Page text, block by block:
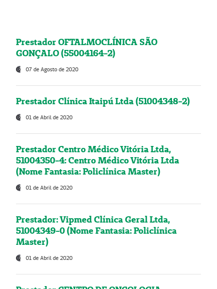
Prestador OFTALMOCLÍNICA SÃO
GONÇALO (55004164-2)
07 de Agosto de 2020
Prestador Clínica Itaipú Ltda (51004348-2)
01 de Abril de 2020
Prestador Centro Médico Vitória Ltda,
51004350-4: Centro Médico Vitória Ltda
(Nome Fantasia: Policlínica Master)
01 de Abril de 2020
Prestador: Vipmed Clínica Geral Ltda,
51004349-0 (Nome Fantasia: Policlínica
Master)
01 de Abril de 2020